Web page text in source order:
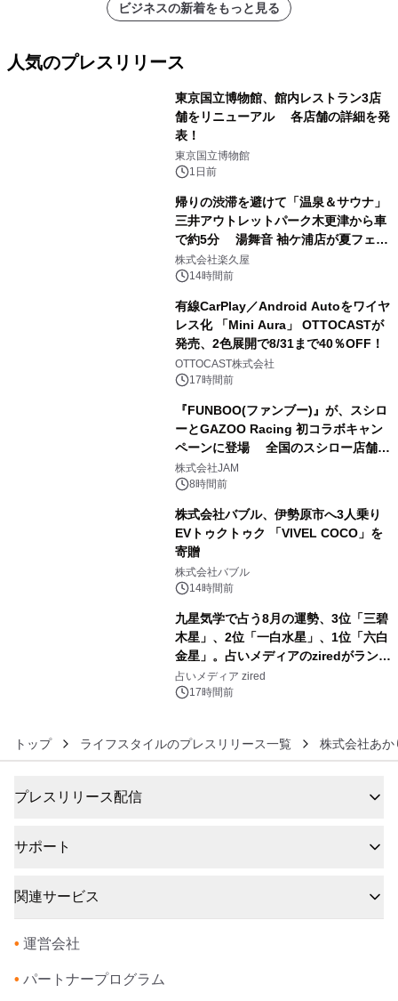
ビジネスの新着をもっと見る
人気のプレスリリース
東京国立博物館、館内レストラン3店
舗をリニューアル 各店舗の詳細を発
表！
東京国立博物館
1日前
帰りの渋滞を避けて「温泉＆サウナ」
三井アウトレットパーク木更津から車
で約5分 湯舞音 袖ケ浦店が夏フェア
メニューを提供
株式会社楽久屋
14時間前
有線CarPlay／Android Autoをワイヤ
レス化 「Mini Aura」 OTTOCASTが
発売、2色展開で8/31まで40％OFF！
OTTOCAST株式会社
17時間前
『FUNBOO(ファンブー)』が、スシロ
ーとGAZOO Racing 初コラボキャン
ペーンに登場 全国のスシロー店舗で
GR 4車種の FUNBOO(ミニカー)付き
メニューが展開されます
株式会社JAM
8時間前
株式会社バブル、伊勢原市へ3人乗り
EVトゥクトゥク 「VIVEL COCO」を
寄贈
株式会社バブル
14時間前
九星気学で占う8月の運勢、3位「三碧
木星」、2位「一白水星」、1位「六白
金星」。占いメディアのziredがランキ
ングを発表
占いメディア zired
17時間前
トップ ライフスタイルのプレスリリース一覧 株式会社あか
プレスリリース配信
サポート
関連サービス
• 運営会社
• パートナープログラム